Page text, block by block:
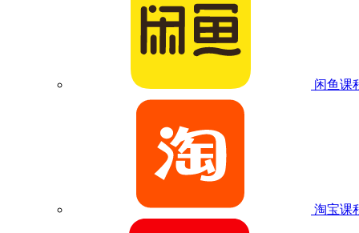
闲鱼课
淘宝课